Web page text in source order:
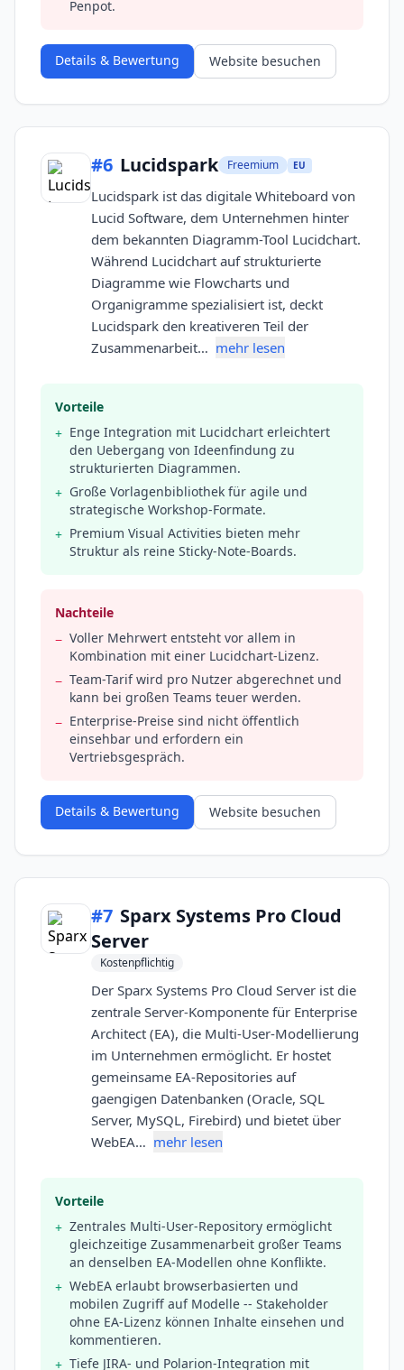
Penpot.
Details & Bewertung Website besuchen
#6 Lucidspark Freemium EU
Lucidspark ist das digitale Whiteboard von
Lucid Software, dem Unternehmen hinter
dem bekannten Diagramm-Tool Lucidchart.
Während Lucidchart auf strukturierte
Diagramme wie Flowcharts und
Organigramme spezialisiert ist, deckt
Lucidspark den kreativeren Teil der
Zusammenarbeit… mehr lesen
Vorteile
+ Enge Integration mit Lucidchart erleichtert
den Uebergang von Ideenfindung zu
strukturierten Diagrammen.
+ Große Vorlagenbibliothek für agile und
strategische Workshop-Formate.
+ Premium Visual Activities bieten mehr
Struktur als reine Sticky-Note-Boards.
Nachteile
− Voller Mehrwert entsteht vor allem in
Kombination mit einer Lucidchart-Lizenz.
− Team-Tarif wird pro Nutzer abgerechnet und
kann bei großen Teams teuer werden.
− Enterprise-Preise sind nicht öffentlich
einsehbar und erfordern ein
Vertriebsgespräch.
Details & Bewertung Website besuchen
#7 Sparx Systems Pro Cloud
Server
Kostenpflichtig
Der Sparx Systems Pro Cloud Server ist die
zentrale Server-Komponente für Enterprise
Architect (EA), die Multi-User-Modellierung
im Unternehmen ermöglicht. Er hostet
gemeinsame EA-Repositories auf
gaengigen Datenbanken (Oracle, SQL
Server, MySQL, Firebird) und bietet über
WebEA… mehr lesen
Vorteile
+ Zentrales Multi-User-Repository ermöglicht
gleichzeitige Zusammenarbeit großer Teams
an denselben EA-Modellen ohne Konflikte.
+ WebEA erlaubt browserbasierten und
mobilen Zugriff auf Modelle -- Stakeholder
ohne EA-Lizenz können Inhalte einsehen und
kommentieren.
+ Tiefe JIRA- und Polarion-Integration mit